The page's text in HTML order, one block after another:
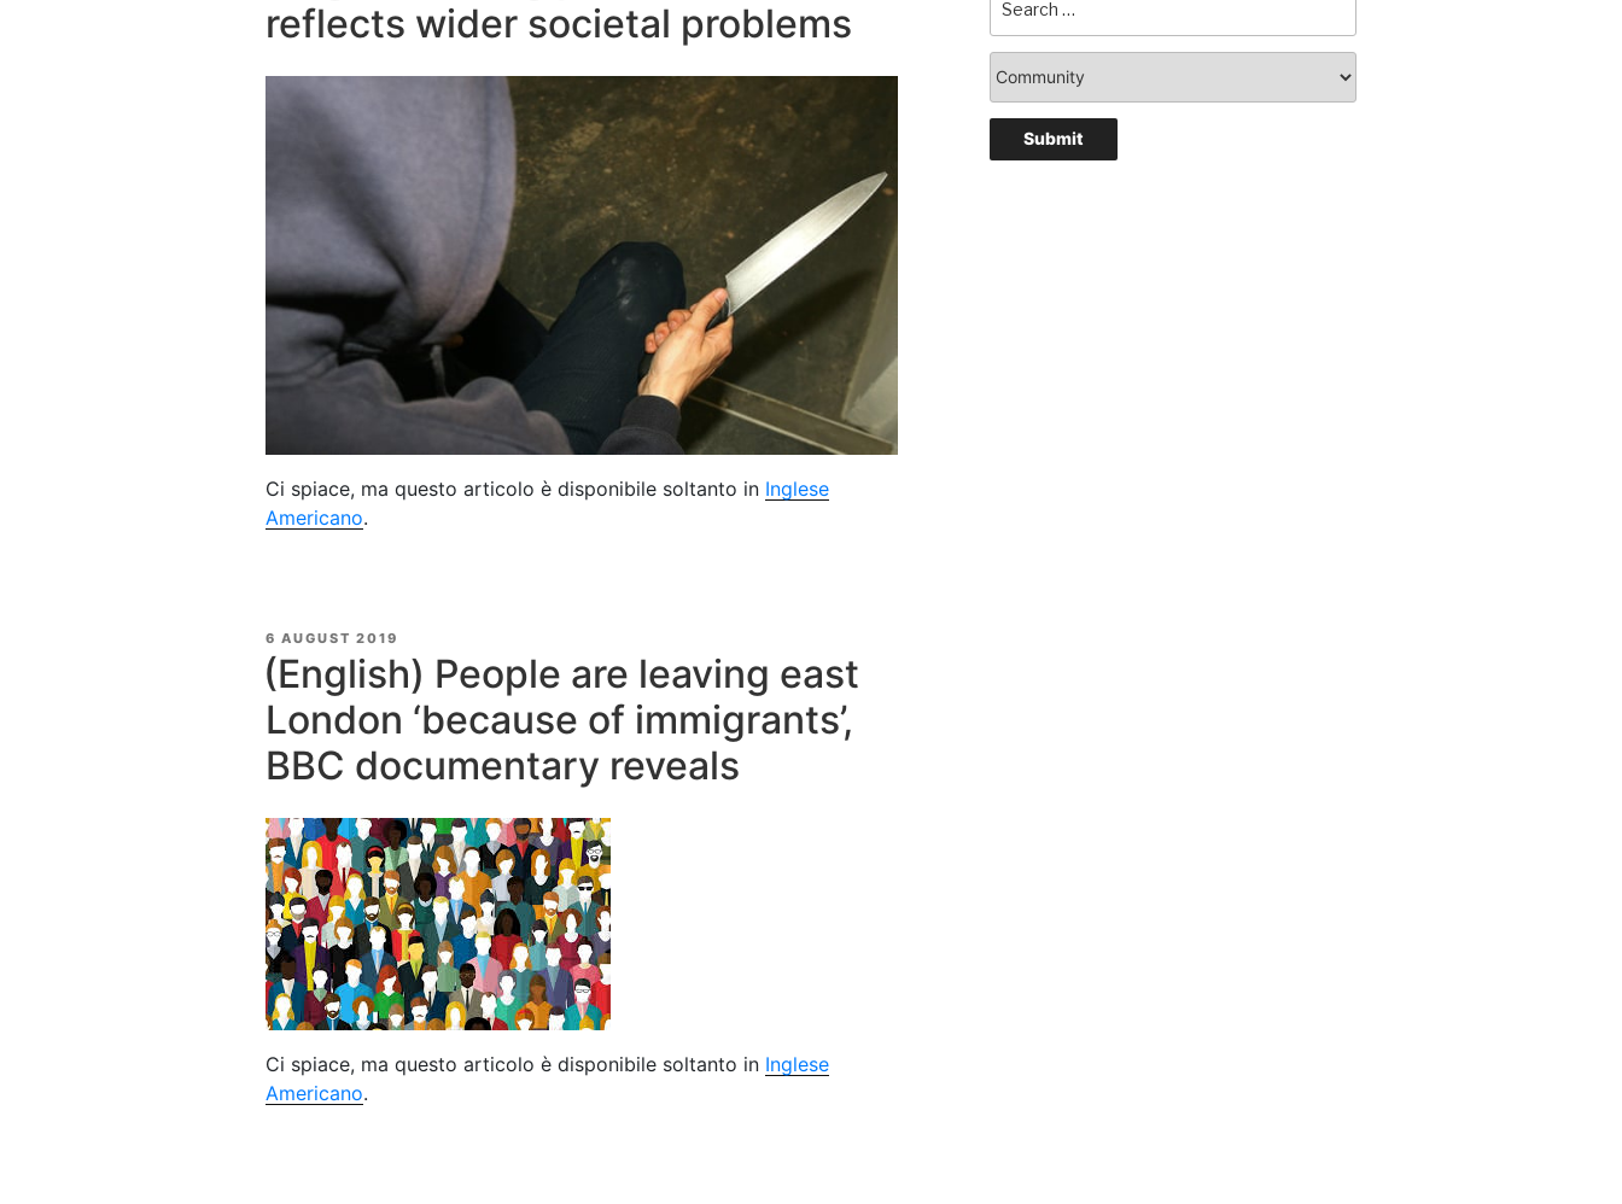
reflects wider societal problems
Ci spiace, ma questo articolo è disponibile soltanto in Inglese
Americano.
POSTED
ON
6 AUGUST 2019
(English) People are leaving east
London ‘because of immigrants’,
BBC documentary reveals
Ci spiace, ma questo articolo è disponibile soltanto in Inglese
Americano.